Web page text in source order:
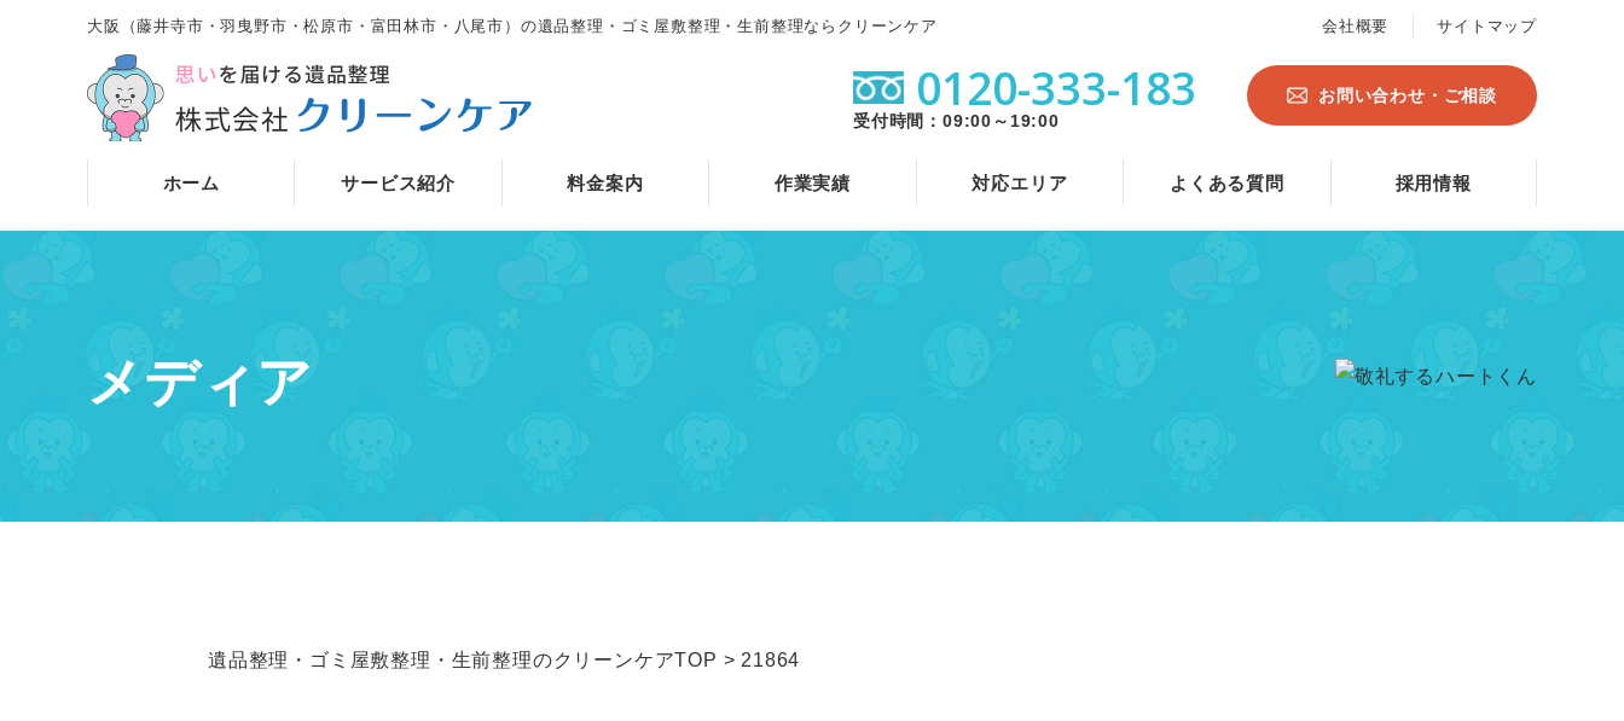
大阪（藤井寺市・羽曳野市・松原市・富田林市・八尾市）の遺品整理・ゴミ屋敷整理・生前整理ならクリーンケア 会社概要 サイトマップ
0120-333-183
受付時間：09:00～19:00
お問い合わせ・ご相談
ホーム サービス紹介 料金案内 作業実績 対応エリア よくある質問 採用情報
メディア
遺品整理・ゴミ屋敷整理・生前整理のクリーンケアTOP > 21864